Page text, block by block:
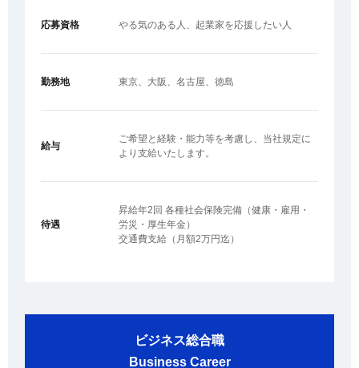
応募資格 やる気のある人、起業家を応援したい人
勤務地 東京、大阪、名古屋、徳島
給与
ご希望と経験・能力等を考慮し、当社規定に
より支給いたします。
待遇
昇給年2回 各種社会保険完備（健康・雇用・
労災・厚生年金）
交通費支給（月額2万円迄）
ビジネス総合職
Business Career